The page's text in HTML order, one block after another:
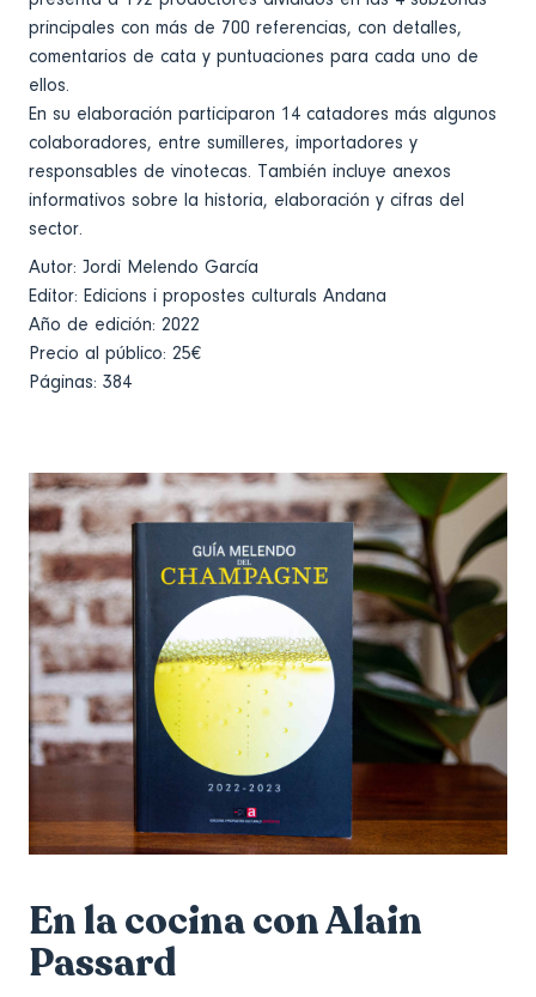
principales con más de 700 referencias, con detalles,
comentarios de cata y puntuaciones para cada uno de
ellos.
En su elaboración participaron 14 catadores más algunos
colaboradores, entre sumilleres, importadores y
responsables de vinotecas. También incluye anexos
informativos sobre la historia, elaboración y cifras del
sector.
Autor: Jordi Melendo García
Editor: Edicions i propostes culturals Andana
Año de edición: 2022
Precio al público: 25€
Páginas: 384
En la cocina con Alain
Passard